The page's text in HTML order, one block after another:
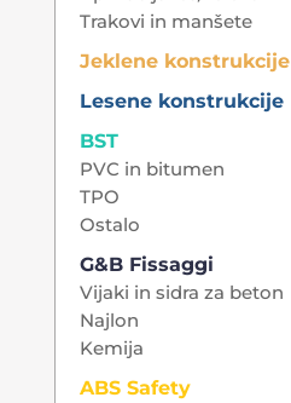
Trakovi in manšete
Jeklene konstrukcije
Lesene konstrukcije
BST
PVC in bitumen
TPO
Ostalo
G&B Fissaggi
Vijaki in sidra za beton
Najlon
Kemija
ABS Safety